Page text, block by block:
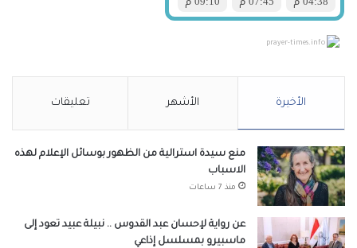
prayer-times.info
الأخيرة الأشهر تعليقات
منع سيدة استرالية من الظهور بوسائل الإعلام لهذه
الاسباب
منذ 7 ساعات
عن رواية لإحسان عبد القدوس .. نبيلة عبيد تعود إلى
ماسبيرو بمسلسل إذاعي